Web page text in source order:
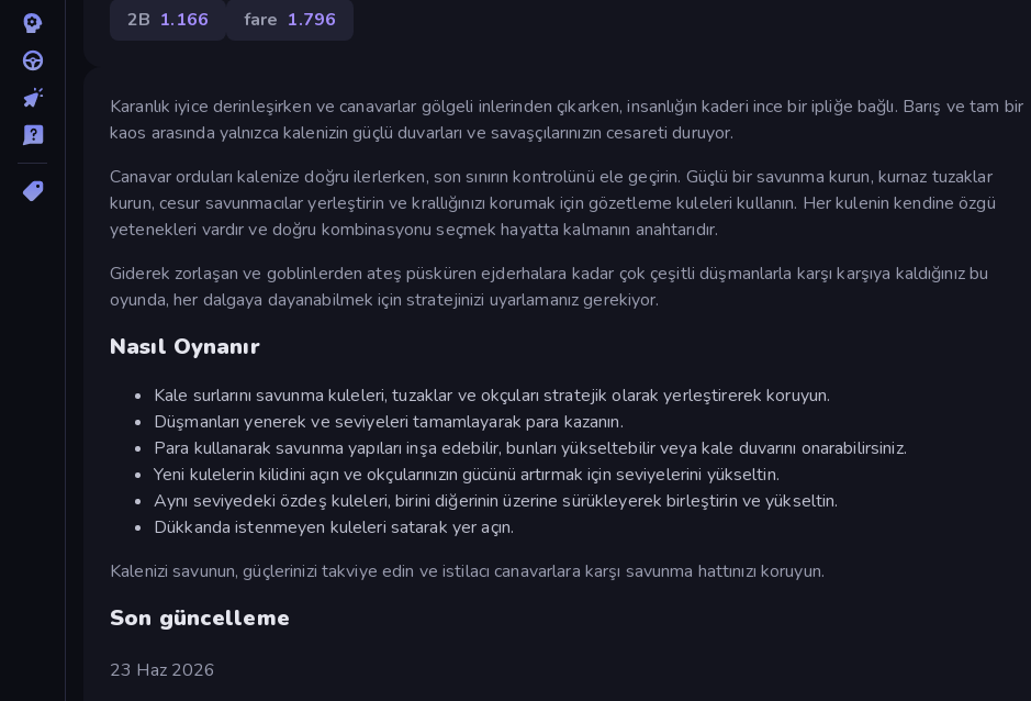
2B 1.166 fare 1.796
Karanlık iyice derinleşirken ve canavarlar gölgeli inlerinden çıkarken, insanlığın kaderi ince bir ipliğe bağlı. Barış ve tam bir
kaos arasında yalnızca kalenizin güçlü duvarları ve savaşçılarınızın cesareti duruyor.
Canavar orduları kalenize doğru ilerlerken, son sınırın kontrolünü ele geçirin. Güçlü bir savunma kurun, kurnaz tuzaklar
kurun, cesur savunmacılar yerleştirin ve krallığınızı korumak için gözetleme kuleleri kullanın. Her kulenin kendine özgü
yetenekleri vardır ve doğru kombinasyonu seçmek hayatta kalmanın anahtarıdır.
Giderek zorlaşan ve goblinlerden ateş püsküren ejderhalara kadar çok çeşitli düşmanlarla karşı karşıya kaldığınız bu
oyunda, her dalgaya dayanabilmek için stratejinizi uyarlamanız gerekiyor.
Nasıl Oynanır
Kale surlarını savunma kuleleri, tuzaklar ve okçuları stratejik olarak yerleştirerek koruyun.
Düşmanları yenerek ve seviyeleri tamamlayarak para kazanın.
Para kullanarak savunma yapıları inşa edebilir, bunları yükseltebilir veya kale duvarını onarabilirsiniz.
Yeni kulelerin kilidini açın ve okçularınızın gücünü artırmak için seviyelerini yükseltin.
Aynı seviyedeki özdeş kuleleri, birini diğerinin üzerine sürükleyerek birleştirin ve yükseltin.
Dükkanda istenmeyen kuleleri satarak yer açın.
Kalenizi savunun, güçlerinizi takviye edin ve istilacı canavarlara karşı savunma hattınızı koruyun.
Son güncelleme
23 Haz 2026